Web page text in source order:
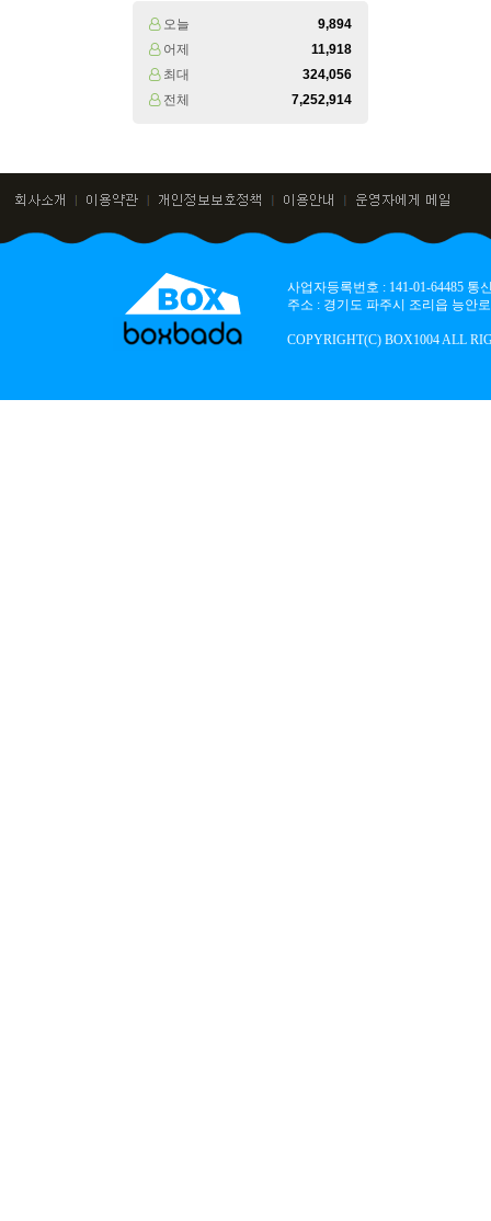
오늘
9,894
어제
11,918
최대
324,056
전체
7,252,914
사업자등록번호 : 141-01-64485
주소 : 경기도 파주시 조리읍 능안
COPYRIGHT(C) BOX1004 ALL